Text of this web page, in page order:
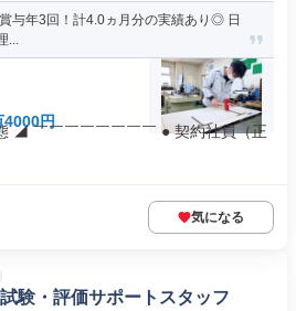
与年3回！計4.0ヵ月分の実績あり◎ 日
...
4000円
◢ ￣￣￣￣￣￣￣￣ ● 契約社員（正
気になる
験・評価サポートスタッフ